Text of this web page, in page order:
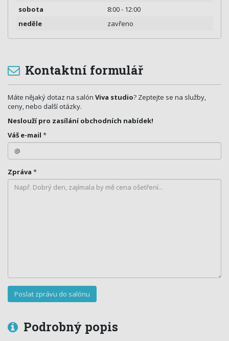
sobota
8:00 - 12:00
neděle
zavřeno
Kontaktní formulář
Máte nějaký dotaz na salón Viva studio? Zeptejte se na služby,
ceny, nebo další otázky.
Neslouží pro zasílání obchodních nabídek!
Váš e-mail *
Zpráva *
Podrobný popis